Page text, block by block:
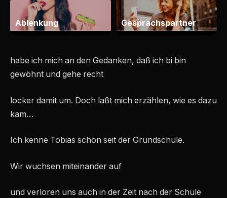
habe ich mich an den Gedanken, daß ich bi bin
gewöhnt und gehe recht
locker damit um. Doch laßt mich erzählen, wie es dazu
kam…
Ich kenne Tobias schon seit der Grundschule.
Wir wuchsen miteinander auf
und verloren uns auch in der Zeit nach der Schule